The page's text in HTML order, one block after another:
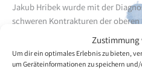
Um dir ein optimales Erlebnis zu bieten,
um Geräteinformationen zu speichern
Jakub Hribek wurde mit der
schweren Kontrakturen der
(Arme und Beine sind gelähmt) in
im Anschluss an seinen
Anstalt für Kinder und